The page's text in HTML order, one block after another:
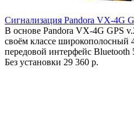
Сигнализация Pandora VX-4G
В основе Pandora VX-4G GPS
своём классе
передовой интерфейс Bluetooth
Без установки 29 360 р.